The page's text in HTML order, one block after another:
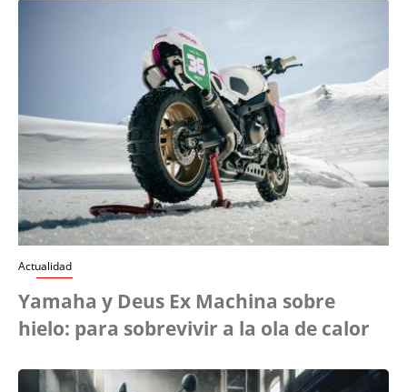
Actualidad
Yamaha y Deus Ex Machina sobre
hielo: para sobrevivir a la ola de calor